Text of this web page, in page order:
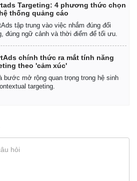
Targeting: 4 phương thức chọn
thống quảng cáo
tập trung vào việc nhắm đúng đối
đúng ngữ cảnh và thời điểm để tối ưu.
chính thức ra mắt tính năng
theo 'cảm xúc'
bước mở rộng quan trọng trong hệ sinh
targeting.